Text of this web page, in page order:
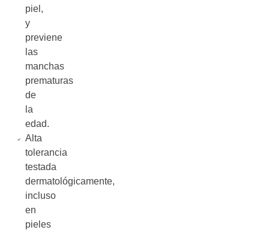
piel,
y
previene
las
manchas
prematuras
de
la
edad.
Alta
tolerancia
testada
dermatológicamente,
incluso
en
pieles